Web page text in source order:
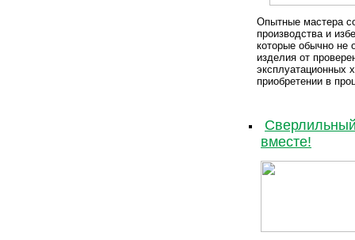
Опытные мастера
производства и
которые обычно не
изделия от
эксплуатационных
приобретении в
вместе!